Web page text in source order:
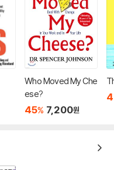
Who Moved My Che
ese?
45% 7,200원